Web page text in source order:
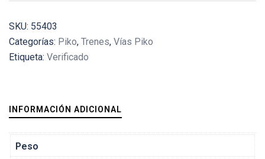
SKU: 55403
Categorías: Piko, Trenes, Vías Piko
Etiqueta: Verificado
INFORMACIÓN ADICIONAL
Peso